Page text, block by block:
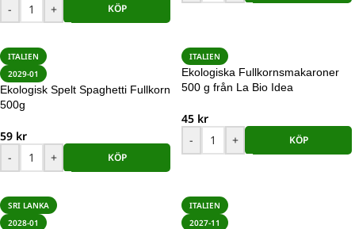
-
+ KÖP
ITALIEN
2029-01
Ekologisk Spelt Spaghetti Fullkorn
500g
59 kr
-
+ KÖP
ITALIEN
Ekologiska Fullkornsmakaroner
500 g från La Bio Idea
45 kr
-
+ KÖP
SRI LANKA
2028-01
ITALIEN
2027-11